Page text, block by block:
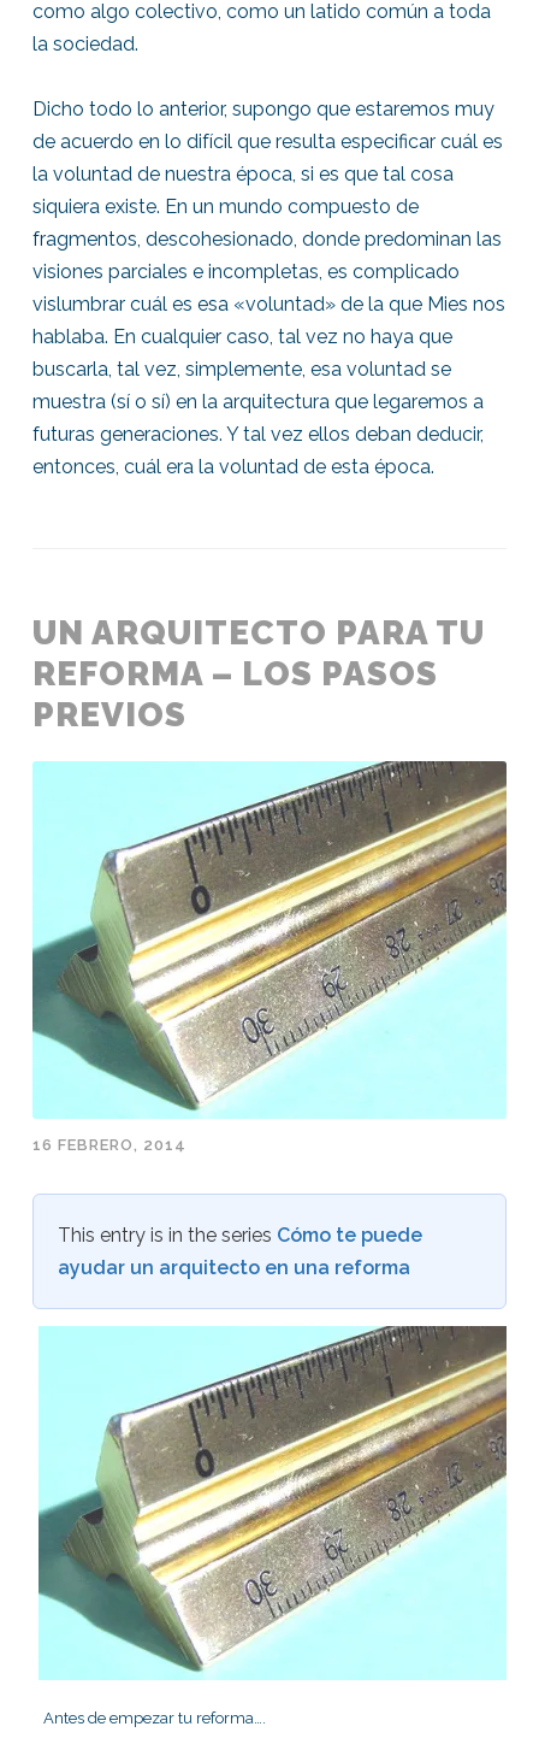
como algo colectivo, como un latido común a toda
la sociedad.
Dicho todo lo anterior, supongo que estaremos muy
de acuerdo en lo difícil que resulta especificar cuál es
la voluntad de nuestra época, si es que tal cosa
siquiera existe. En un mundo compuesto de
fragmentos, descohesionado, donde predominan las
visiones parciales e incompletas, es complicado
vislumbrar cuál es esa «voluntad» de la que Mies nos
hablaba. En cualquier caso, tal vez no haya que
buscarla, tal vez, simplemente, esa voluntad se
muestra (sí o sí) en la arquitectura que legaremos a
futuras generaciones. Y tal vez ellos deban deducir,
entonces, cuál era la voluntad de esta época.
UN ARQUITECTO PARA TU
REFORMA – LOS PASOS
PREVIOS
16 FEBRERO, 2014
This entry is in the series Cómo te puede
ayudar un arquitecto en una reforma
Antes de empezar tu reforma….